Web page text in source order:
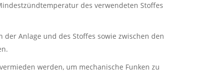
des verwendeten Stoffes
Anlage und des Stoffes sowie zwischen den
werden, um mechanische Funken zu